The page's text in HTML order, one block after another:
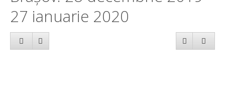
27 ianuarie 2020